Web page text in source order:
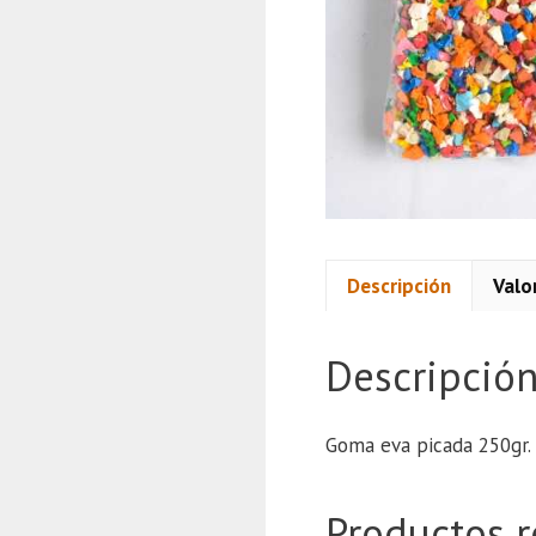
Descripción
Descripción
Goma eva picada 250gr.